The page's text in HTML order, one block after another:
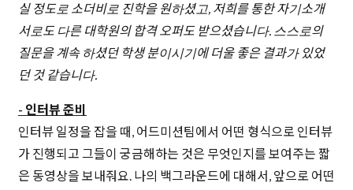
실 정도로 소더비로 진학을 원하셨고, 저희를 통한 자기소개
서로도 다른 대학원의 합격 오퍼도 받으셨습니다. 스스로의
질문을 계속 하셨던 학생 분이시기에 더울 좋은 결과가 있었
던 것 같습니다.
- 인터뷰 준비
인터뷰 일정을 잡을 때, 어드미션팀에서 어떤 형식으로 인터뷰
가 진행되고 그들이 궁금해하는 것은 무엇인지를 보여주는 짧
은 동영상을 보내줘요. 나의 백그라운드에 대해서, 앞으로 어떤